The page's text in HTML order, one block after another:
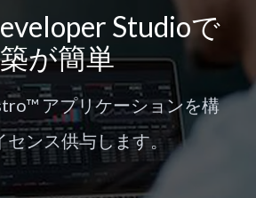
Studioで
が簡単
アプリケーションを構
ンス供与します。